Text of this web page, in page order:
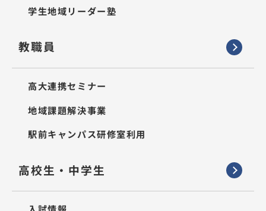
学生地域リーダー塾
教職員
高大連携セミナー
地域課題解決事業
駅前キャンパス研修室利用
高校生・中学生